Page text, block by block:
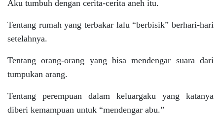
Aku tumbuh dengan cerita-cerita aneh itu.
Tentang rumah yang terbakar lalu “berbisik” berhari-hari
setelahnya.
Tentang orang-orang yang bisa mendengar suara dari
tumpukan arang.
Tentang perempuan dalam keluargaku yang katanya
diberi kemampuan untuk “mendengar abu.”